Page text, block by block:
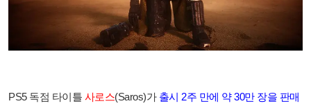
PS5 독점 타이틀 사로스(Saros)가 출시 2주 만에 약 30만 장을 판매